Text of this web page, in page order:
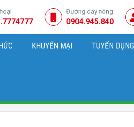
Đường dây nóng
0904.945.840
KHUYẾN MẠI TUYỂN DỤNG